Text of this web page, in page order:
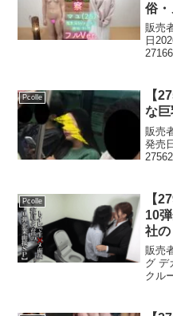
俗
販売
日
す
ーで
Pcolle
【
な巨
販売
発売
か
＾...
Pcolle
【
10
社
販売
グ デ
クル